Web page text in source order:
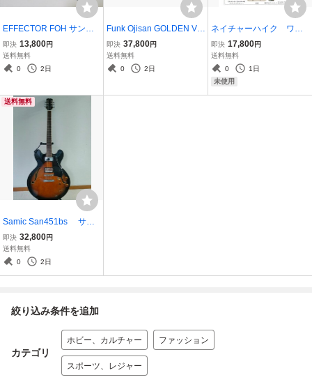
EFFECTOR FOH サング
ラス クリアブラウン ク
リアレンズのおまけ
即決 13,800円
送料無料
0
2日
Funk Ojisan GOLDEN VA
LVE BASS ベース用エフ
ェクター
即決 37,800円
送料無料
0
2日
ネイチャーハイク ワン
タッチテント 未使用
即決 17,800円
送料無料
0
1日
未使用
送料無料
Samic San451bs サミ
ック セミアコ ケース
付き 全国送料無料
即決 32,800円
送料無料
0
2日
絞り込み条件を追加
カテゴリ
ホビー、カルチャー ファッション
スポーツ、レジャー